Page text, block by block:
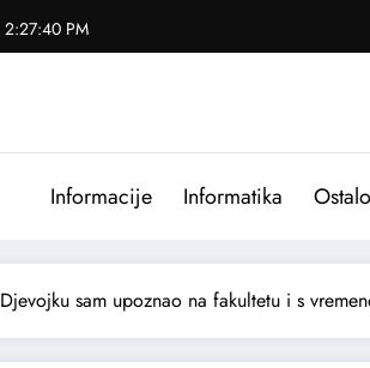
2:27:42 PM
Informacije Informatika Ostalo
Djevojku sam upoznao na fakultetu i s